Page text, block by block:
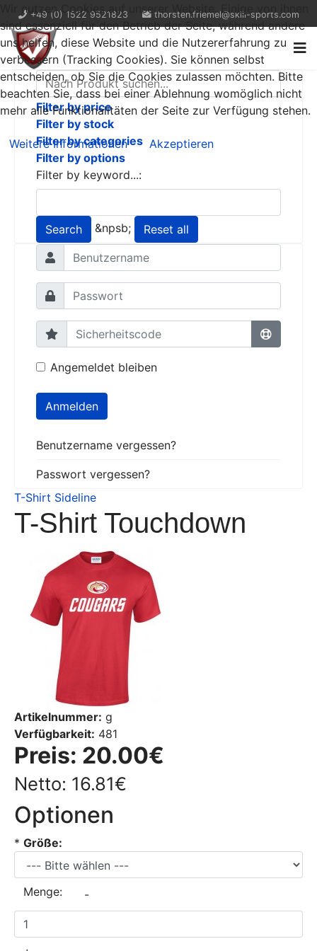
+49 (0) 1522 9521823 thorsten.friemel@skill-sports.com
Filter by price
Filter by stock
Filter by categories
Filter by options
Filter by keyword...:
Search &npsb; Reset all
Angemeldet bleiben
Anmelden
Benutzername vergessen?
Passwort vergessen?
T-Shirt Sideline
T-Shirt Touchdown
Artikelnummer: g
Verfügbarkeit: 481
Preis: 20.00€
Netto: 16.81€
Optionen
* Größe:
Menge: -
Wir nutzen Cookies auf unserer Website. Einige von ihnen
sind essenziell für den Betrieb der Seite, während andere
uns helfen, diese Website und die Nutzererfahrung zu
verbessern (Tracking Cookies). Sie können selbst
entscheiden, ob Sie die Cookies zulassen möchten. Bitte
beachten Sie, dass bei einer Ablehnung womöglich nicht
mehr alle Funktionalitäten der Seite zur Verfügung stehen.
Weitere Informationen Akzeptieren